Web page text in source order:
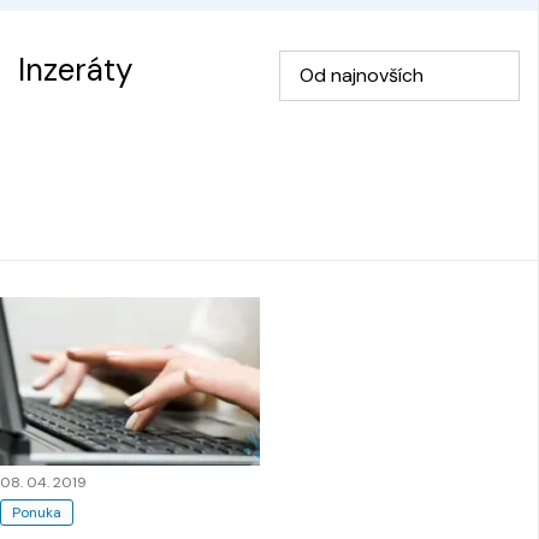
Inzeráty Od najnovších
Ponuka
08. 04. 2019